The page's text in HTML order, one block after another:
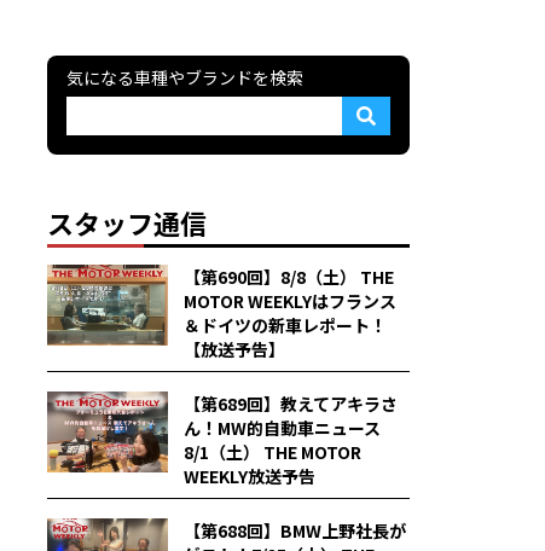
気になる車種やブランドを検索
スタッフ通信
【第690回】8/8（土） THE
MOTOR WEEKLYはフランス
＆ドイツの新車レポート！
【放送予告】
【第689回】教えてアキラさ
ん！MW的自動車ニュース
8/1（土） THE MOTOR
WEEKLY放送予告
【第688回】BMW上野社長が